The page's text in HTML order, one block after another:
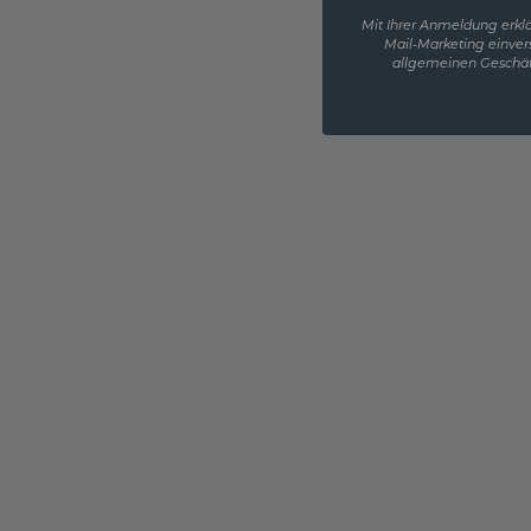
Mit Ihrer Anmeldung
Mail-Marketing
allgemeinen